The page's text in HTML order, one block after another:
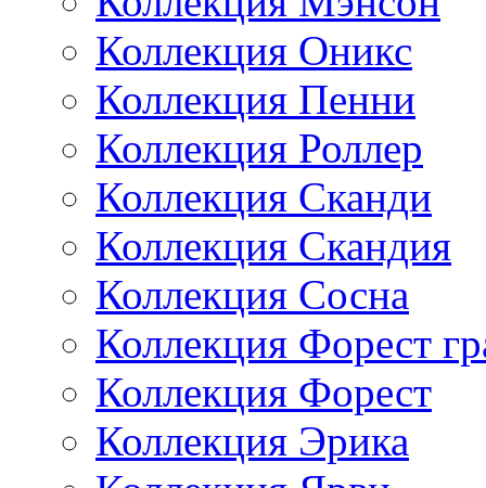
Коллекция Оникс
Коллекция Пенни
Коллекция Роллер
Коллекция Сканди
Коллекция Скандия
Коллекция Сосна
Коллекция Форест
Коллекция Форест
Коллекция Эрика